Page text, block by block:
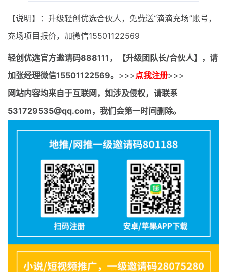
【说明】：升级轻创优选合伙人，免费送“滴滴充场”账号，
充场项目报价，加微信15501122569
轻创优选官方邀请码888111，【升级团队长/合伙人】，请
加张经理微信15501122569。 >>> 点我注册>>>
网站内容均来自于互联网，如涉及侵权，请联系
531729535@qq.com，我们会第一时间删除。